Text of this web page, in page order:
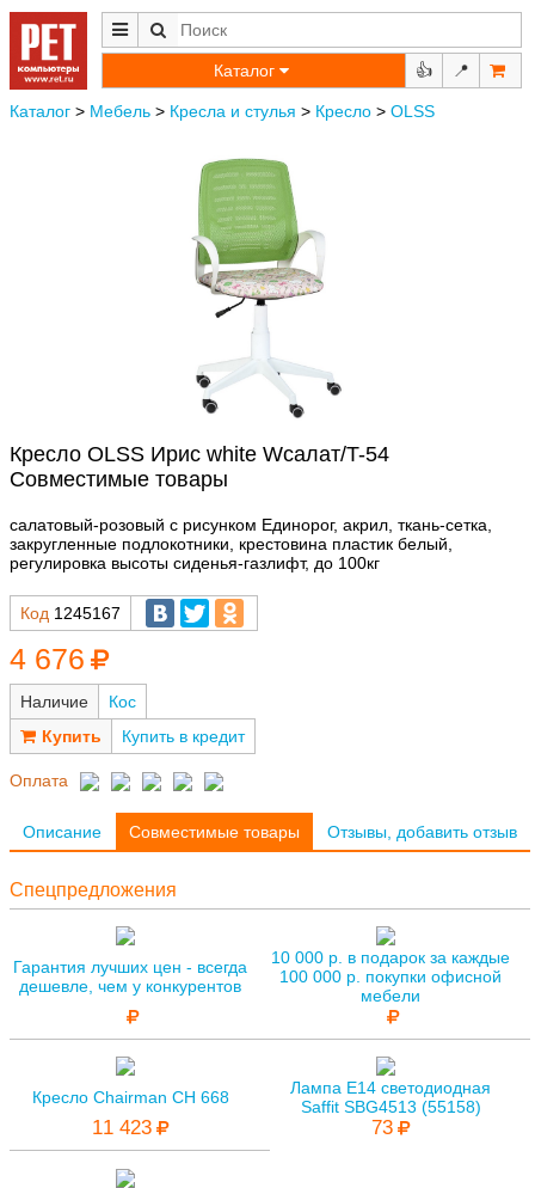
Каталог 👍 📍
Каталог > Мебель > Кресла и стулья > Кресло > OLSS
Кресло OLSS Ирис white Wсалат/T-54
Совместимые товары
салатовый-розовый с рисунком Единорог, акрил, ткань-сетка,
закругленные подлокотники, крестовина пластик белый,
регулировка высоты сиденья-газлифт, до 100кг
Код 1245167
4 676
Наличие
Кос
Купить в кредит
Оплата
Описание Совместимые товары Отзывы, добавить отзыв
Спецпредложения
Гарантия лучших цен - всегда
дешевле, чем у конкурентов
10 000 р. в подарок за каждые
100 000 р. покупки офисной
мебели
Кресло Chairman CH 668
11 423
Лампа E14 светодиодная
Saffit SBG4513 (55158)
73